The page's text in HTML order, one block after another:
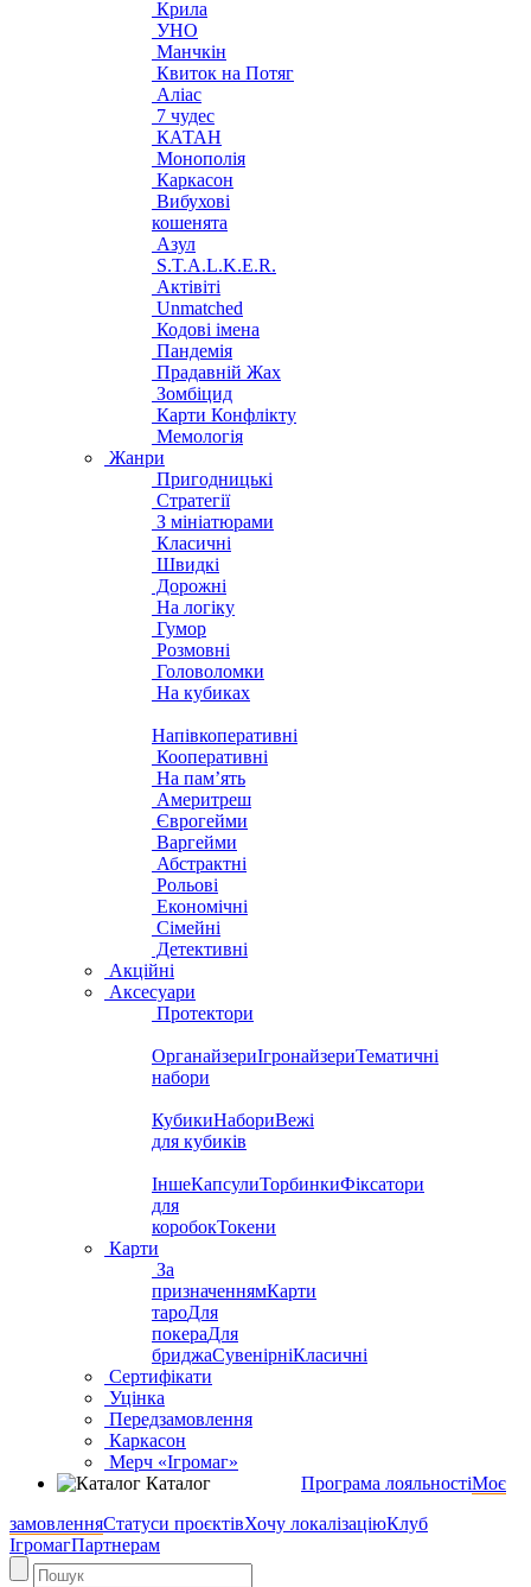
Крила
УНО
Манчкін
Квиток на Потяг
Аліас
7 чудес
КАТАН
Монополія
Каркасон
Вибухові
кошенята
Азул
S.T.A.L.K.E.R.
Актівіті
Unmatched
Кодові імена
Пандемія
Прадавній Жах
Зомбіцид
Карти Конфлікту
Мемологія
Жанри
Пригодницькі
Стратегії
З мініатюрами
Класичні
Швидкі
Дорожні
На логіку
Гумор
Розмовні
Головоломки
На кубиках
Напівкоперативні
Кооперативні
На пам’ять
Америтреш
Єврогейми
Варгейми
Абстрактні
Рольові
Економічні
Сімейні
Детективні
Акційні
Аксесуари
Протектори
ОрганайзериІгронайзериТематичні
набори
КубикиНабориВежі
для кубиків
ІншеКапсулиТорбинкиФіксатори
для
коробокТокени
Карти
За
призначеннямКарти
тароДля
покераДля
бриджаСувенірніКласичні
Сертифікати
Уцінка
Передзамовлення
Каркасон
Мерч «Ігромаг»
Каталог
Програма лояльностіМоє
замовленняСтатуси проєктівХочу локалізаціюКлуб
ІгромагПартнерам